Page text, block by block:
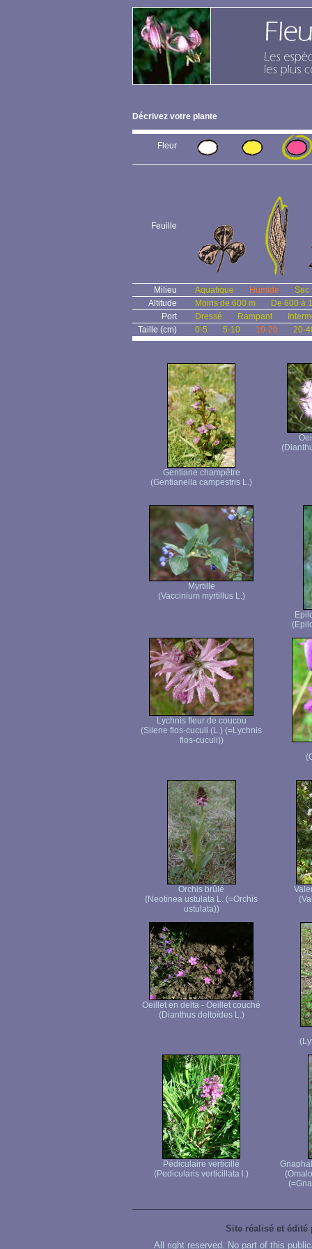
Décrivez votre plante
Fleur
Feuille
Milieu Aquatique Humide
Sec
Altitude
Moins de 600 m
De 600 à
Port
Dressé Rampant
Taille (cm)
0-5 5-10 10-20 20-
Gentiane champêtre
(Gentianella campestris L.)
Myrtille
(Vaccinium myrtillus L.)
Lychnis fleur de coucou
(Silene flos-cuculi (L.) (=Lychnis
flos-cuculi))
Orchis brûlé
(Neotinea ustulata L. (=Orchis
ustulata))
Oeillet en delta - Oeillet couché
(Dianthus deltoïdes L.)
Pédiculaire verticillé
(Pedicularis verticillata l.)
Site réalisé et édité
All right reserved. No part of this